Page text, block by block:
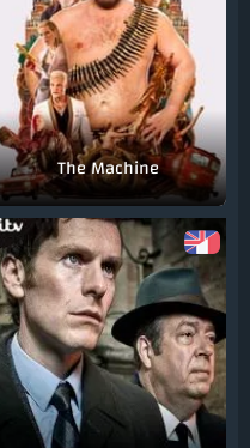
The Machine